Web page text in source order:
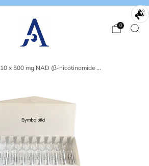
0
10 x 500 mg NAD (β-nicotinamide ...